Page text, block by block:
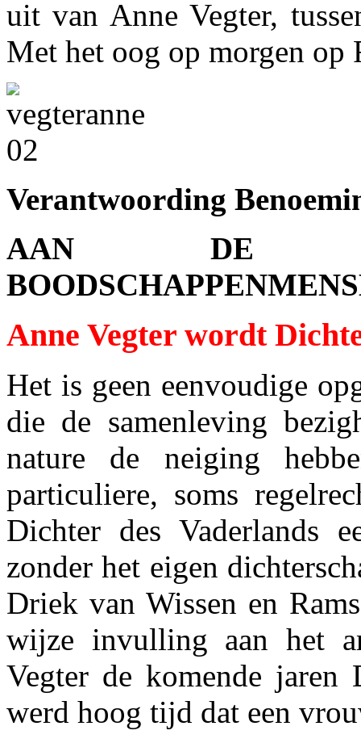
uit van Anne Vegter,
Met het oog op morgen op
Verantwoording
AAN DE
Anne Vegter wordt
Het is geen eenvoudige
die de samenleving
nature de neiging
particuliere, soms
Dichter des Vaderlands
zonder het eigen
Driek van Wissen en
wijze invulling aan het
Vegter de komende jaren
werd hoog tijd dat een